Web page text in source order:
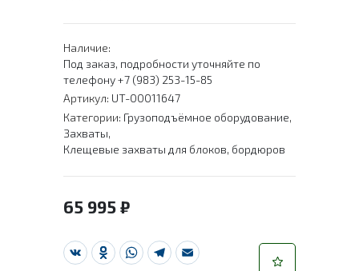
Наличие:
Под заказ, подробности уточняйте по
телефону +7 (983) 253-15-85
Артикул: UT-00011647
Категории: Грузоподъёмное оборудование,
Захваты,
Клещевые захваты для блоков, бордюров
65 995 ₽
VK Odnoklassniki
WhatsApp
Telegram
Email